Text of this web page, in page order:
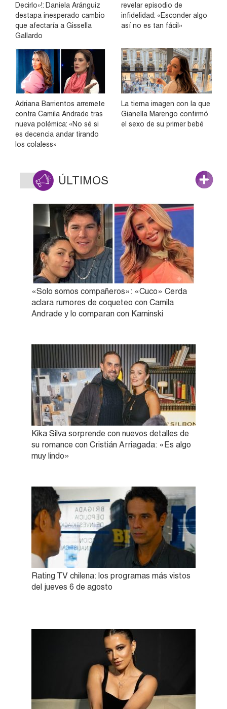
Decirlo»!: Daniela Aránguiz
destapa inesperado cambio
que afectaría a Gissella
Gallardo
revelar episodio de
infidelidad: «Esconder algo
así no es tan fácil»
Adriana Barrientos arremete
contra Camila Andrade tras
nueva polémica: «No sé si
es decencia andar tirando
los colaless»
La tierna imagen con la que
Gianella Marengo confirmó
el sexo de su primer bebé
ÚLTIMOS
«Solo somos compañeros»: «Cuco» Cerda
aclara rumores de coqueteo con Camila
Andrade y lo comparan con Kaminski
Kika Silva sorprende con nuevos detalles de
su romance con Cristián Arriagada: «Es algo
muy lindo»
Rating TV chilena: los programas más vistos
del jueves 6 de agosto